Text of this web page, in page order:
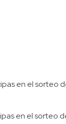
en el sorteo
en el sorteo